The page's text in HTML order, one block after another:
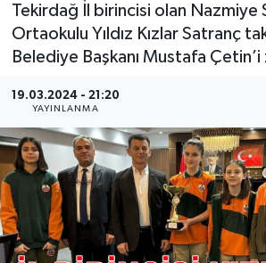
Tekirdağ İl birincisi olan
Ortaokulu Yıldız Kızlar Satranç
Belediye Başkanı Mustafa
19.03.2024 - 21:20
YAYINLANMA
Siyaset
Ekonomi
Sağlık
Teknoloji
Tüm Manşetler